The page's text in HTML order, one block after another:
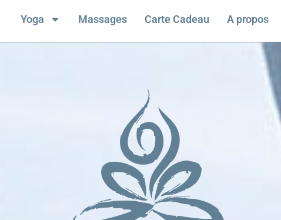
Yoga Massages Carte Cadeau A propos